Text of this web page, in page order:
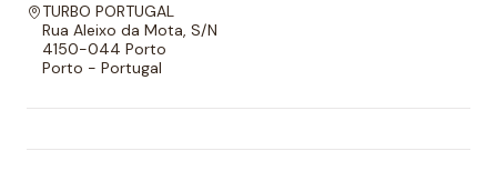
TURBO PORTUGAL
Rua Aleixo da Mota, S/N
4150-044 Porto
Porto - Portugal